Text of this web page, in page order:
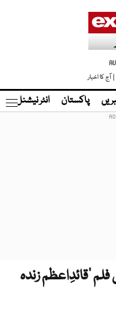
| آج کا اخبار
پاکستان انٹر نیشنل
’قائدِاعظم زندہ